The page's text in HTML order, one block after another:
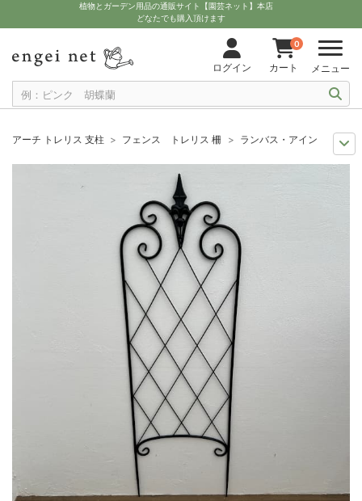
植物とガーデン用品の通販サイト【園芸ネット】本店
どなたでも購入頂けます
ログイン
0
カート メニュー
アーチ トレリス 支柱 フェンス トレリス 柵
ランバス・アインアント
人気のシリーズ
COVENT GARDEN（コベントガーデン） ランバス・